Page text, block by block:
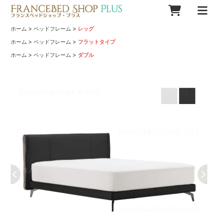
ホーム >ベッドフレーム > レッグ
ホーム >ベッドフレーム > フラットタイプ
ホーム >ベッドフレーム > ダブル